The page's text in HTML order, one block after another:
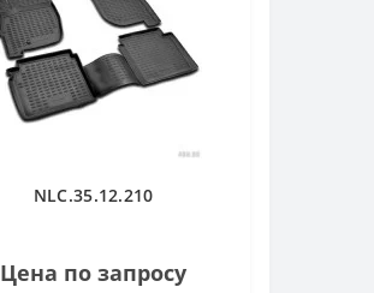
NLC.35.12.210
Цена по запросу